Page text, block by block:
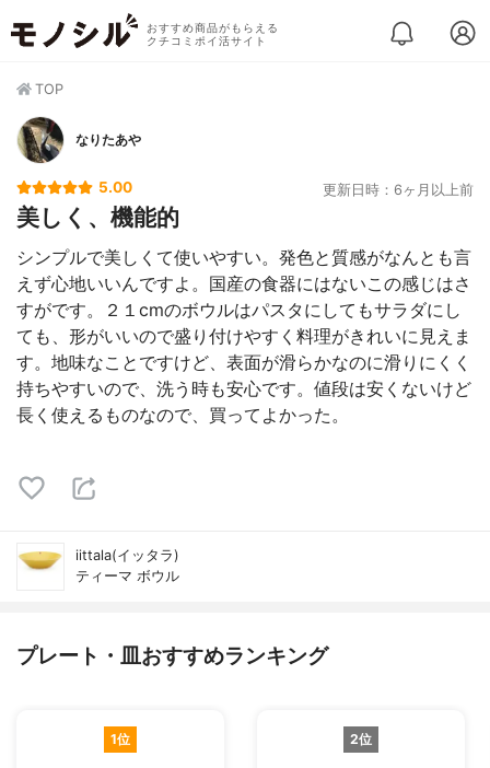
おすすめ商品がもらえる
クチコミポイ活サイト
TOP
なりたあや
5.00 更新日時：6ヶ月以上前
美しく、機能的
シンプルで美しくて使いやすい。発色と質感がなんとも言
えず心地いいんですよ。国産の食器にはないこの感じはさ
すがです。２１cmのボウルはパスタにしてもサラダにし
ても、形がいいので盛り付けやすく料理がきれいに見えま
す。地味なことですけど、表面が滑らかなのに滑りにくく
持ちやすいので、洗う時も安心です。値段は安くないけど
長く使えるものなので、買ってよかった。
iittala(イッタラ)
ティーマ ボウル
プレート・皿おすすめランキング
1位 2位